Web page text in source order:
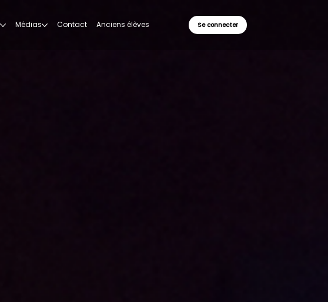
Médias Contact Anciens élèves Se connecter